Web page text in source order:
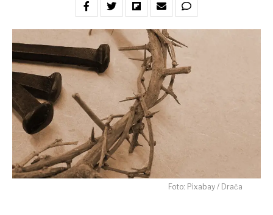
Foto: Pixabay / Drača